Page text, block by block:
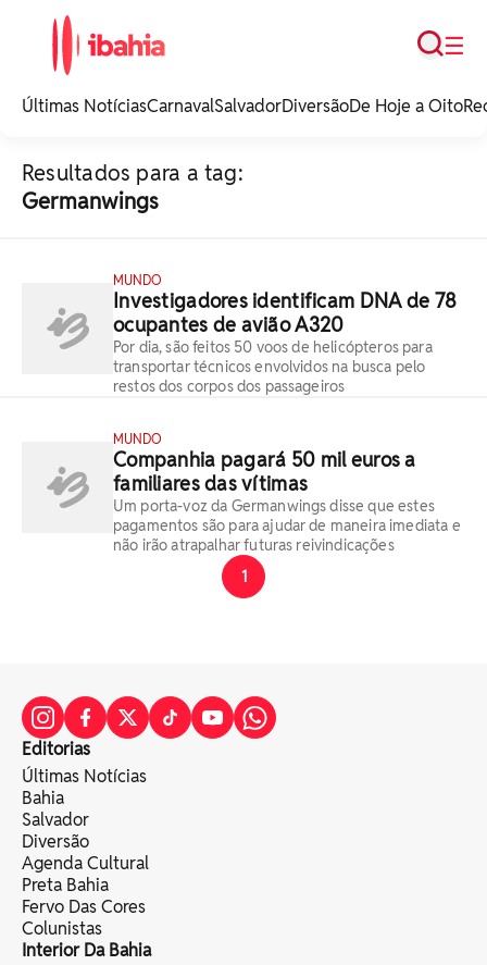
noticias e
☰
Busca
Últimas NotíciasCarnavalSalvadorDiversãoDe Hoje a Oito
Resultados para a tag:
Germanwings
MUNDO
Investigadores identificam DNA de 78
ocupantes de avião A320
Por dia, são feitos 50 voos de helicópteros para
transportar técnicos envolvidos na busca pelo
restos dos corpos dos passageiros
MUNDO
Companhia pagará 50 mil euros a
familiares das vítimas
Um porta-voz da Germanwings disse que estes
pagamentos são para ajudar de maneira imediata e
não irão atrapalhar futuras reivindicações
1
Editorias
Últimas Notícias
Bahia
Salvador
Diversão
Agenda Cultural
Preta Bahia
Fervo Das Cores
Colunistas
Interior Da Bahia